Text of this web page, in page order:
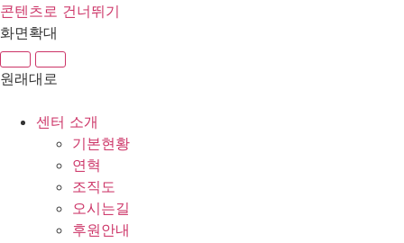
콘텐츠로 건너뛰기
화면확대
원래대로
센터 소개
기본현황
연혁
조직도
오시는길
후원안내